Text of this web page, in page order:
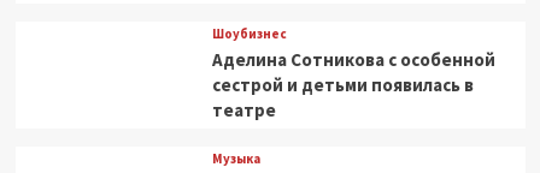
Шоубизнес
Аделина Сотникова с особенной
сестрой и детьми появилась в
театре
Музыка